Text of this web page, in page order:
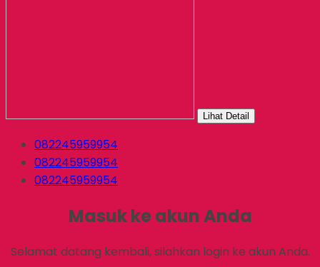
Lihat Detail
082245959954
082245959954
082245959954
Masuk ke akun Anda
Selamat datang kembali, silahkan login ke akun Anda.